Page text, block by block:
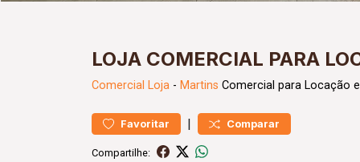
LOJA COMERCIAL PARA
Comercial Loja - Martins Comercial para Locação
Favoritar | Comparar
Compartilhe: